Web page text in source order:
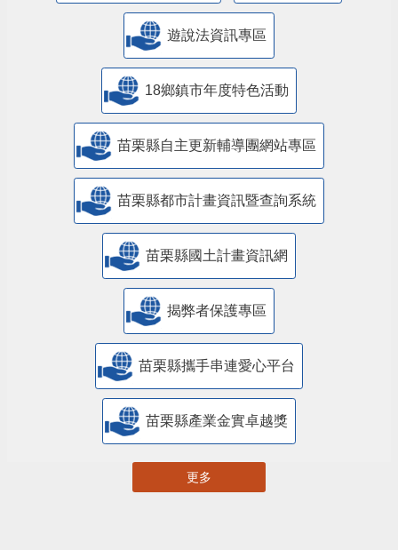
遊說法資訊專區
18鄉鎮市年度特色活動
苗栗縣自主更新輔導團網站專區
苗栗縣都市計畫資訊暨查詢系統
苗栗縣國土計畫資訊網
揭弊者保護專區
苗栗縣攜手串連愛心平台
苗栗縣產業金實卓越獎
更多